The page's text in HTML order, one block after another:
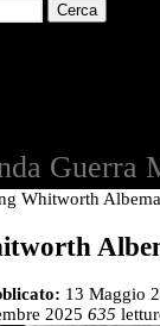
Cerca
Guerra
Whitworth
13 Maggio
2025 635